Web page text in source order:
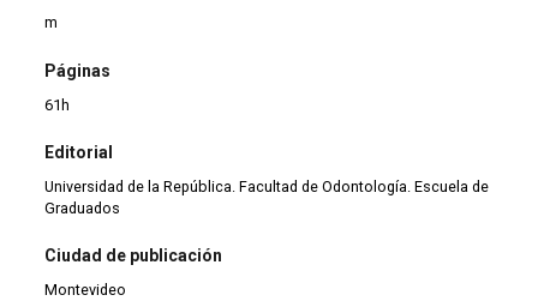
m
Páginas
61h
Editorial
Universidad de la República. Facultad de Odontología. Escuela de
Graduados
Ciudad de publicación
Montevideo